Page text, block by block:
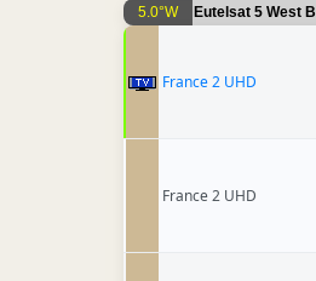
5.0°W Eutelsat 5 West B
France 2 UHD
France 2 UHD